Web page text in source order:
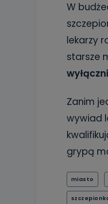
W
lekarzy
starsze
Zanim
wywiad
grypą
miasto